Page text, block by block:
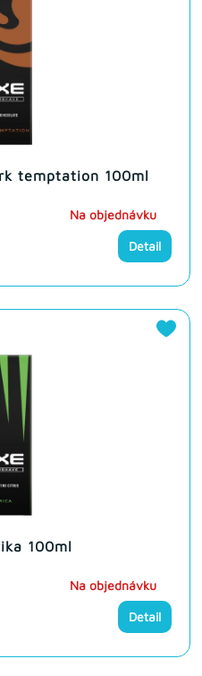
temptation 100ml
Na objednávku
Detail
100ml
Na objednávku
Detail